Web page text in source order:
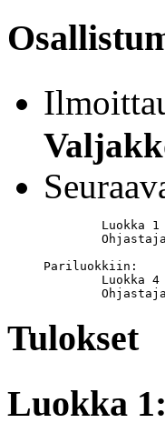
Pariluokkiin:
Tulokset
Luokka